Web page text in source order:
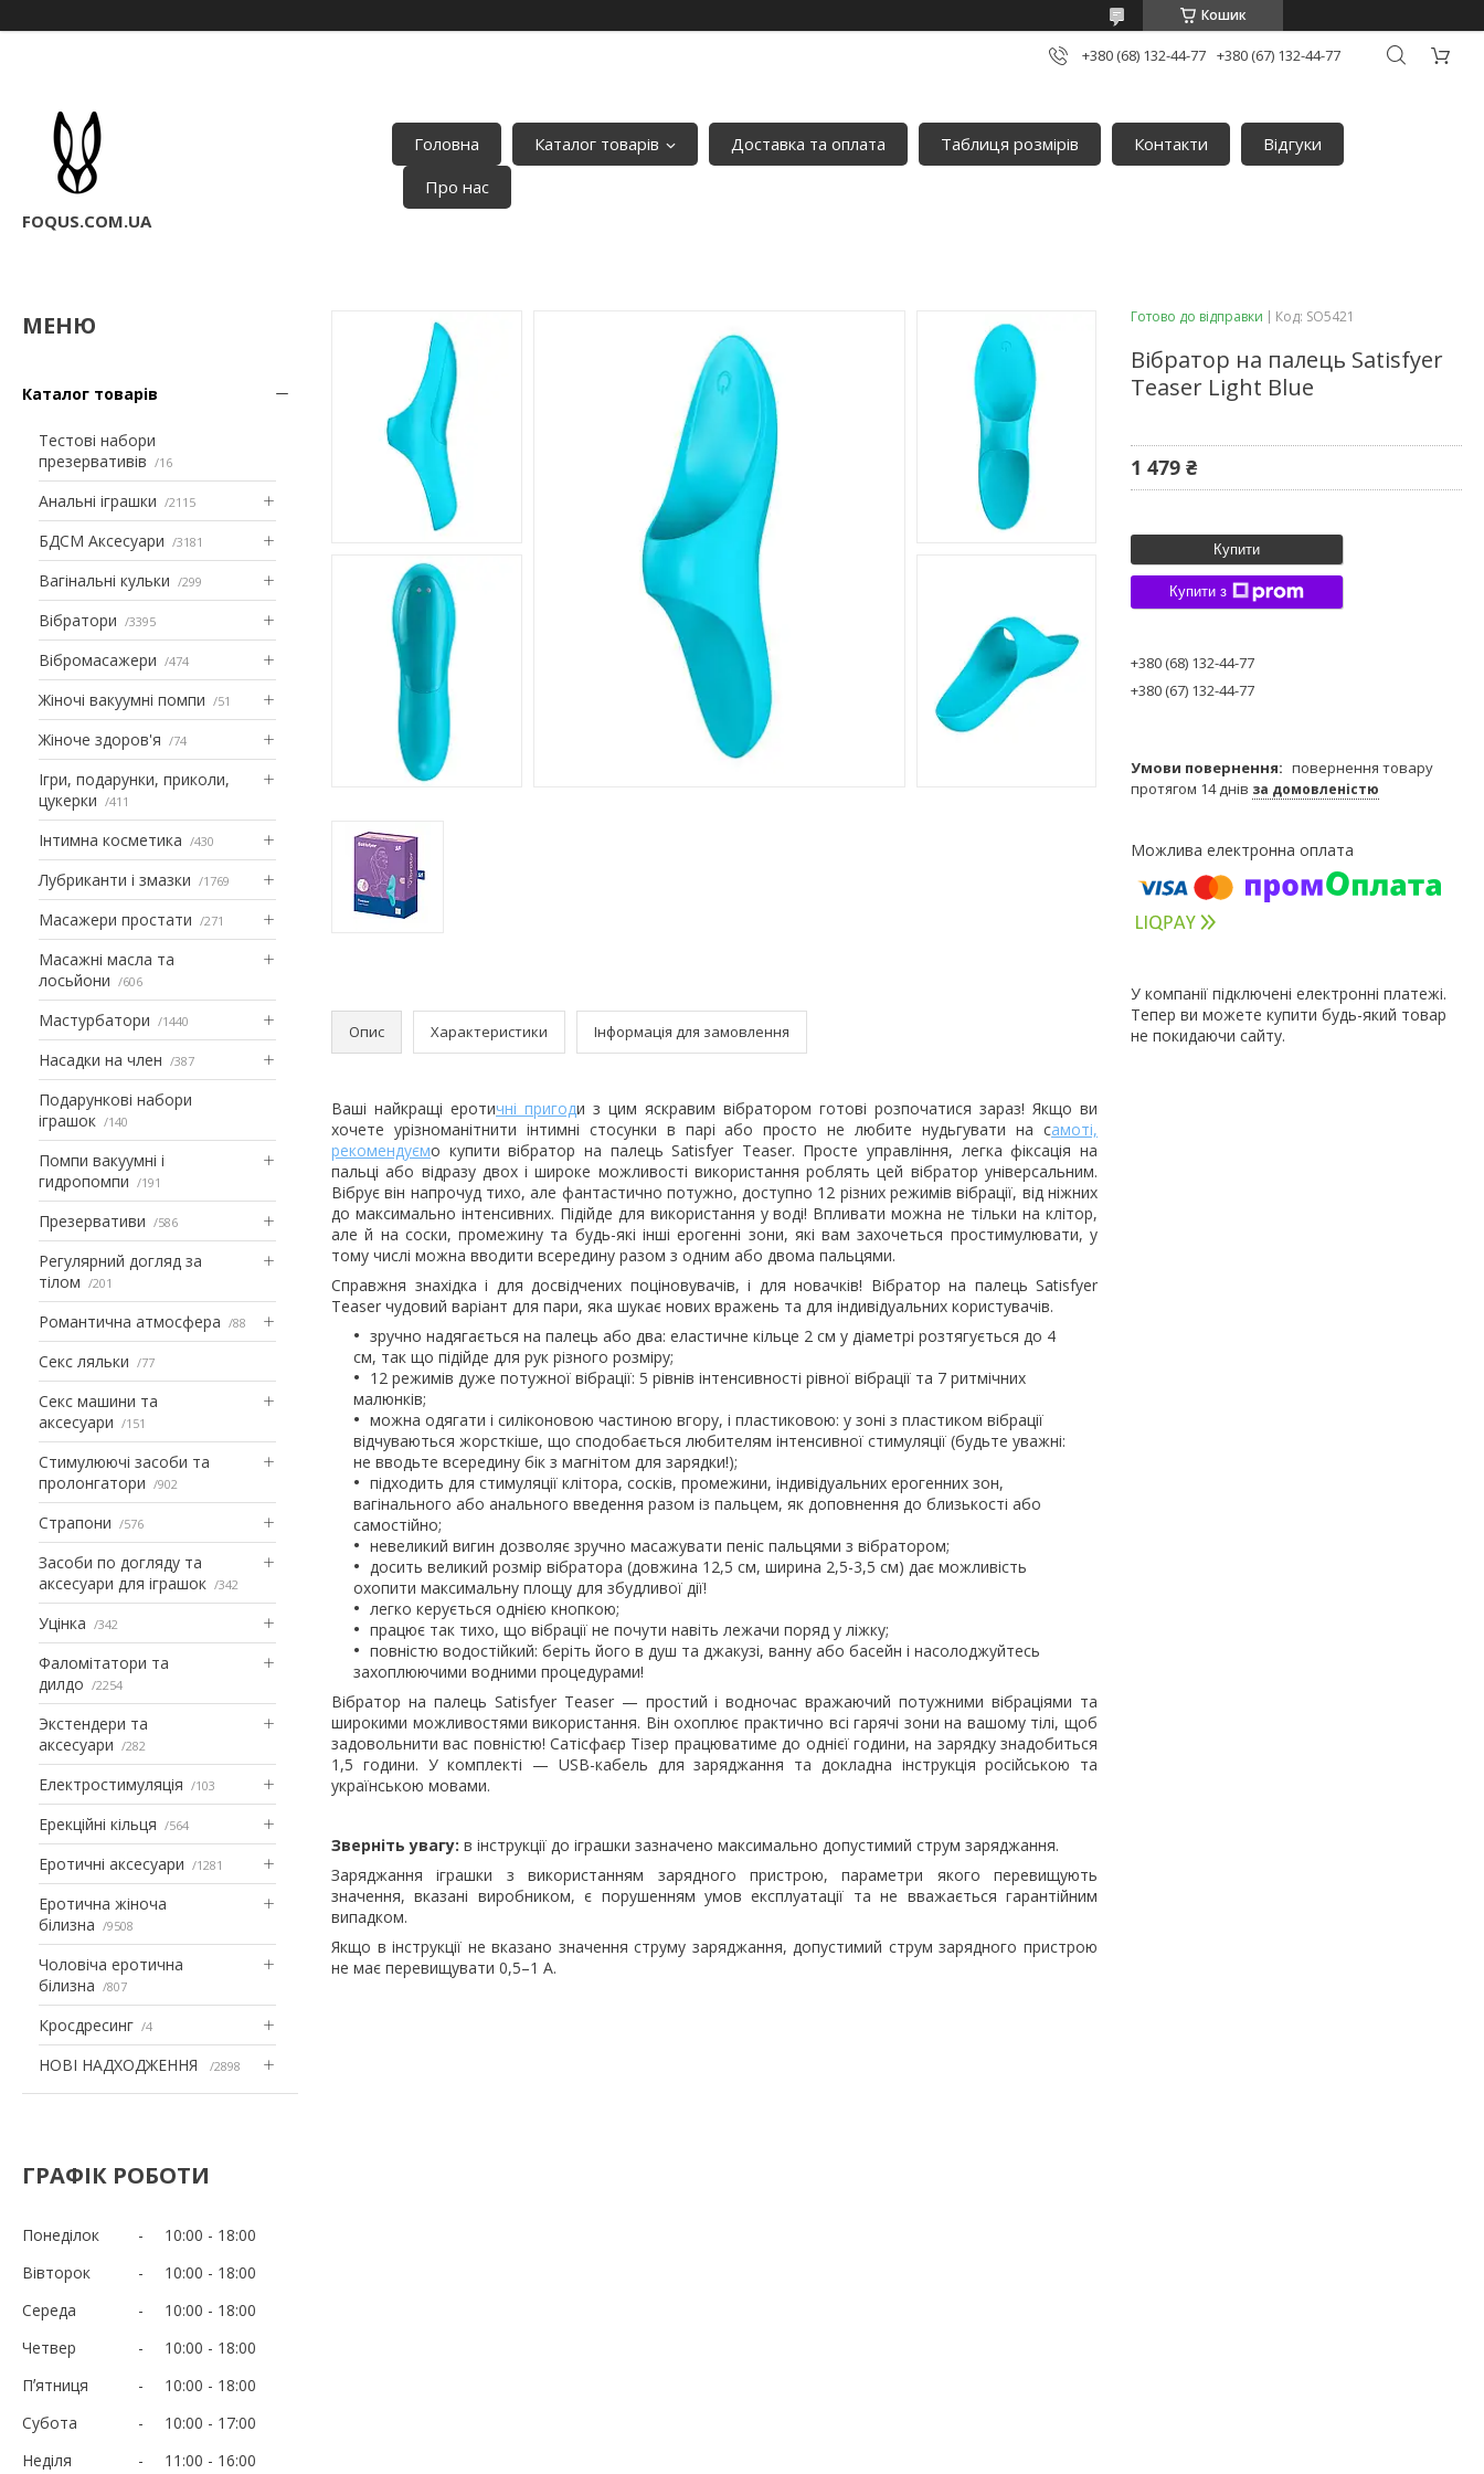
Кошик
+380 (68) 132-44-77 +380 (67) 132-44-77
FOQUS.COM.UA
Головна Каталог товарів Доставка та оплата Таблиця розмірів Контакти
Відгуки
Про нас
Каталог товарів
Тестові набори
презервативів
16
Анальні іграшки 2115
БДСМ Аксесуари 3181
Вагінальні кульки 299
Вібратори 3395
Вібромасажери 474
Жіночі вакуумні помпи 51
Жіноче здоров'я 74
Ігри, подарунки, приколи,
цукерки
411
Інтимна косметика 430
Лубриканти і змазки 1769
Масажери простати 271
Масажні масла та
лосьйони
606
Мастурбатори 1440
Насадки на член 387
Подарункові набори
іграшок
140
Помпи вакуумні і
гидропомпи
191
Презервативи 586
Регулярний догляд за
тілом
201
Романтична атмосфера 88
Секс ляльки 77
Секс машини та
аксесуари
151
Стимулюючі засоби та
пролонгатори
902
Страпони 576
Засоби по догляду та
аксесуари для іграшок
342
Уцінка 342
Фаломітатори та
дилдо
2254
Экстендери та
аксесуари
282
Електростимуляція 103
Ерекційні кільця 564
Еротичні аксесуари 1281
Еротична жіноча
білизна
9508
Чоловіча еротична
білизна
807
Кросдресинг 4
НОВІ НАДХОДЖЕННЯ 2898
ГРАФІК РОБОТИ
Понеділок 10:00
18:00
Вівторок
10:00
18:00
Середа
10:00
18:00
Четвер
10:00
18:00
Пʼятниця
10:00
18:00
Субота
10:00
17:00
Неділя
11:00 16:00
Опис Характеристики Інформація для замовлення
Ваші найкращі еротичні пригоди з цим яскравим вібратором готові розпочатися зараз! Якщо ви
хочете урізноманітнити інтимні стосунки в парі або просто не любите нудьгувати на самоті,
рекомендуємо купити вібратор на палець Satisfyer Teaser. Просте управління, легка фіксація на
пальці або відразу двох і широке можливості використання роблять цей вібратор універсальним.
Вібрує він напрочуд тихо, але фантастично потужно, доступно 12 різних режимів вібрації, від ніжних
до максимально інтенсивних. Підійде для використання у воді! Впливати можна не тільки на клітор,
але й на соски, промежину та будь-які інші ерогенні зони, які вам захочеться простимулювати, у
тому числі можна вводити всередину разом з одним або двома пальцями.
Справжня знахідка і для досвідчених поціновувачів, і для новачків! Вібратор на палець Satisfyer
Teaser чудовий варіант для пари, яка шукає нових вражень та для індивідуальних користувачів.
зручно надягається на палець або два: еластичне кільце 2 см у діаметрі розтягується до 4
см, так що підійде для рук різного розміру;
12 режимів дуже потужної вібрації: 5 рівнів інтенсивності рівної вібрації та 7 ритмічних
малюнків;
можна одягати і силіконовою частиною вгору, і пластиковою: у зоні з пластиком вібрації
відчуваються жорсткіше, що сподобається любителям інтенсивної стимуляції (будьте уважні:
не вводьте всередину бік з магнітом для зарядки!);
підходить для стимуляції клітора, сосків, промежини, індивідуальних ерогенних зон,
вагінального або анального введення разом із пальцем, як доповнення до близькості або
самостійно;
невеликий вигин дозволяє зручно масажувати пеніс пальцями з вібратором;
досить великий розмір вібратора (довжина 12,5 см, ширина 2,5-3,5 см) дає можливість
охопити максимальну площу для збудливої ​​дії!
легко керується однією кнопкою;
працює так тихо, що вібрації не почути навіть лежачи поряд у ліжку;
повністю водостійкий: беріть його в душ та джакузі, ванну або басейн і насолоджуйтесь
захоплюючими водними процедурами!
Вібратор на палець Satisfyer Teaser — простий і водночас вражаючий потужними вібраціями та
широкими можливостями використання. Він охоплює практично всі гарячі зони на вашому тілі, щоб
задовольнити вас повністю! Сатісфаєр Тізер працюватиме до однієї години, на зарядку знадобиться
1,5 години. У комплекті — USB-кабель для заряджання та докладна інструкція російською та
українською мовами.
Зверніть увагу: в інструкції до іграшки зазначено максимально допустимий струм заряджання.
Заряджання іграшки з використанням зарядного пристрою, параметри якого перевищують
значення, вказані виробником, є порушенням умов експлуатації та не вважається гарантійним
випадком.
Якщо в інструкції не вказано значення струму заряджання, допустимий струм зарядного пристрою
не має перевищувати 0,5–1 А.
Готово до відправки Код: SO5421
Вібратор на палець Satisfyer
Teaser Light Blue
1 479 ₴
Купити
Купити з
+380 (68) 132-44-77
+380 (67) 132-44-77
повернення товару
протягом 14 днів за домовленістю
У компанії підключені електронні платежі.
Тепер ви можете купити будь-який товар
не покидаючи сайту.